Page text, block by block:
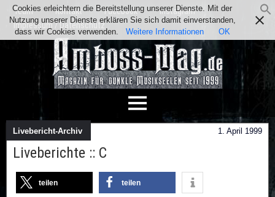
Team Kontakt Facebook
Instagram
Impressum / Datenschutz
Livebericht-Archiv 1. April 1999
Liveberichte :: C
teilen teilen
Cookies erleichtern die Bereitstellung unserer Dienste. Mit der
Nutzung unserer Dienste erklären Sie sich damit einverstanden,
dass wir Cookies verwenden.
Weitere Informationen OK